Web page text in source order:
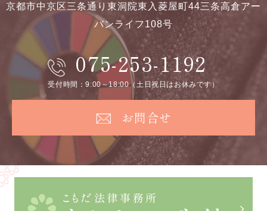
京都市中京区三条通り東洞院東入菱屋町44三条高倉アー
バンライフ108号
075-253-1192
受付時間：9:00～18:00（土日祝日はお休みです）
お問合せ